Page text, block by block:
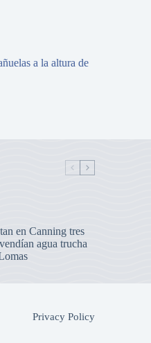
a la altura de
en Canning tres
agua trucha
Privacy Policy